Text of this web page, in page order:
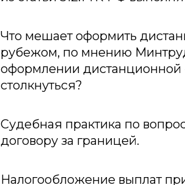
Что мешает оформить
рубежом, по мнению
оформлении
столкнуться?
Судебная практика по
договору за границей.
Налогообложение выплат